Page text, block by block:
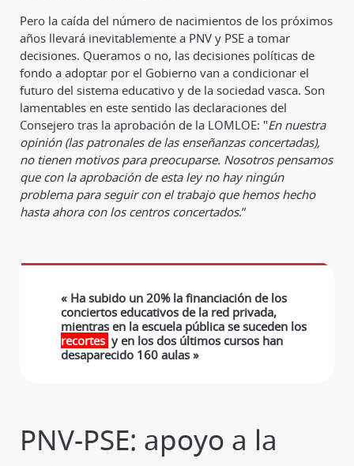
Pero la caída del número de nacimientos de los próximos
años llevará inevitablemente a PNV y PSE a tomar
decisiones. Queramos o no, las decisiones políticas de
fondo a adoptar por el Gobierno van a condicionar el
futuro del sistema educativo y de la sociedad vasca. Son
lamentables en este sentido las declaraciones del
Consejero tras la aprobación de la LOMLOE: "En nuestra
opinión (las patronales de las enseñanzas concertadas),
no tienen motivos para preocuparse. Nosotros pensamos
que con la aprobación de esta ley no hay ningún
problema para seguir con el trabajo que hemos hecho
hasta ahora con los centros concertados.”
« Ha subido un 20% la financiación de los
conciertos educativos de la red privada,
mientras en la escuela pública se suceden los
recortes y en los dos últimos cursos han
desaparecido 160 aulas »
PNV-PSE: apoyo a la